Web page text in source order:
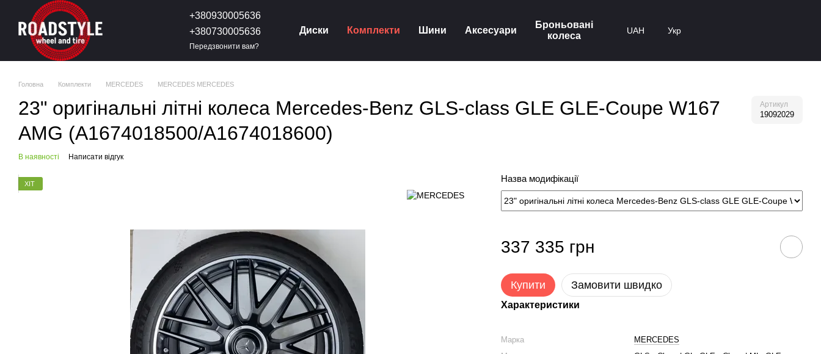
Перейти до основного контенту
+380930005636
+380730005636
Передзвонити вам?
Диски Комплекти Шини Аксесуари
Броньовані
колеса
UAH Укр
Головна Комплекти MERCEDES MERCEDES MERCEDES
23" оригінальні літні колеса Mercedes-Benz GLS-сlass GLE GLE-Coupe W167
AMG (A1674018500/A1674018600)
Артикул
19092029
В наявності Написати відгук
ХІТ Назва модифікації
337 335 грн
Купити Замовити швидко
Характеристики
Марка
MERCEDES